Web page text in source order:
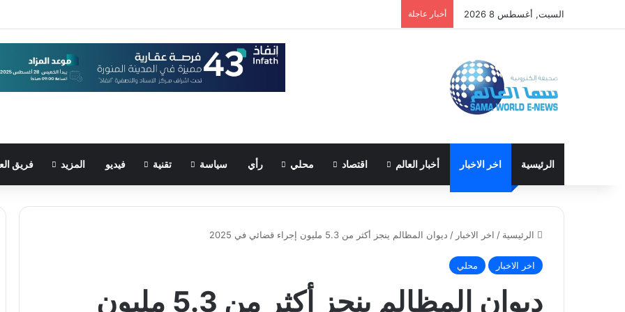
السبت, أغسطس 8 2026 أخبار عاجلة
الرئيسية اخر الاخبار أخبار العالم اقتصاد محلي رأي سياسة تقنية فيديو المزيد فريق
الرئيسية / اخر الاخبار / ديوان المظالم ينجز أكثر من 5.3 مليون إجراء قضائي في 2025
اخر الاخبار محلي
ديوان المظالم ينجز أكثر من 5.3 مليون